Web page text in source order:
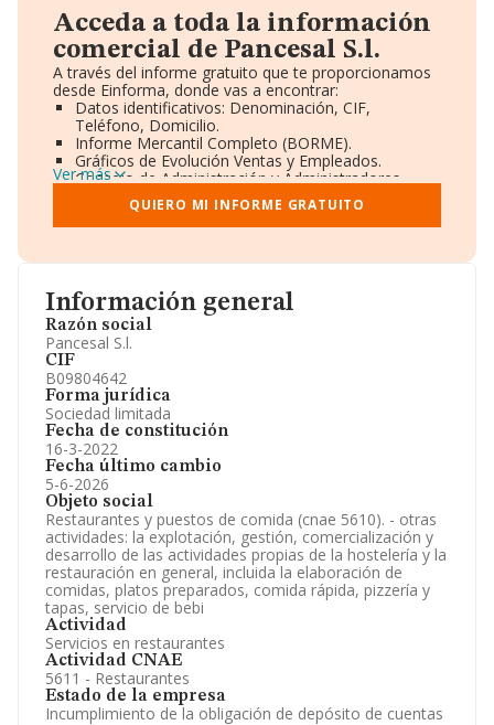
Información general
Razón social
Pancesal S.l.
CIF
B09804642
Forma jurídica
Sociedad limitada
Fecha de constitución
16-3-2022
Fecha último cambio
5-6-2026
Objeto social
Restaurantes y puestos de comida (cnae 5610). - otras
actividades: la explotación, gestión, comercialización y
desarrollo de las actividades propias de la hostelería y la
restauración en general, incluida la elaboración de
comidas, platos preparados, comida rápida, pizzería y
tapas, servicio de bebi
Actividad
Servicios en restaurantes
Actividad CNAE
5611 - Restaurantes
Estado de la empresa
Incumplimiento de la obligación de depósito de cuentas
Acceda a toda la información
comercial de Pancesal S.l.
A través del informe gratuito que te proporcionamos
desde Einforma, donde vas a encontrar:
Datos identificativos: Denominación, CIF,
Teléfono, Domicilio.
Informe Mercantil Completo (BORME).
Gráficos de Evolución Ventas y Empleados.
Consejo de Administración y Administradores.
Directivos y Ejecutivos.
Accionistas.
Participaciones y Vinculaciones en otras empresas.
Información oficial y registral complementaria.
Ver más
QUIERO MI INFORME GRATUITO